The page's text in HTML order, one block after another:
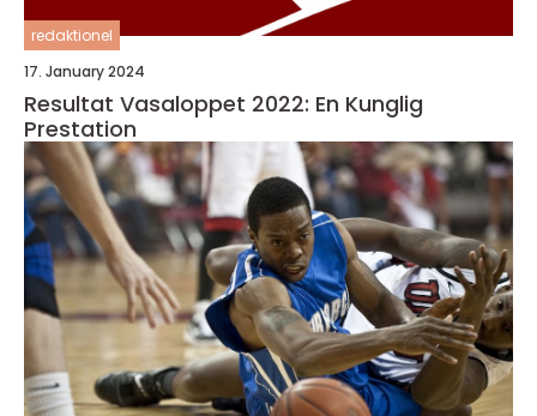
redaktionel
17. January 2024
Resultat Vasaloppet 2022: En Kunglig
Prestation